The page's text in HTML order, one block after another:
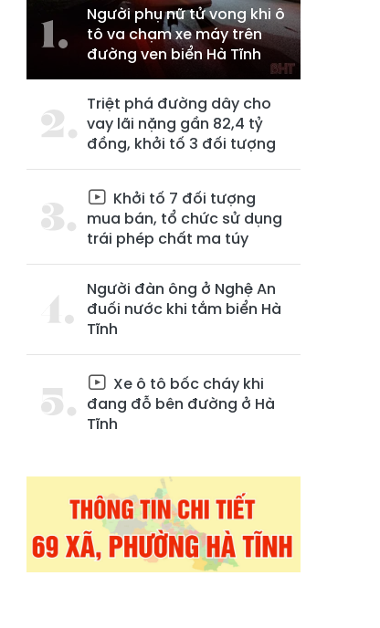
Người phụ nữ tử vong khi ô
tô va chạm xe máy trên
đường ven biển Hà Tĩnh
Triệt phá đường dây cho
vay lãi nặng gần 82,4 tỷ
đồng, khởi tố 3 đối tượng
Khởi tố 7 đối tượng
mua bán, tổ chức sử dụng
trái phép chất ma túy
Người đàn ông ở Nghệ An
đuối nước khi tắm biển Hà
Tĩnh
Xe ô tô bốc cháy khi
đang đỗ bên đường ở Hà
Tĩnh